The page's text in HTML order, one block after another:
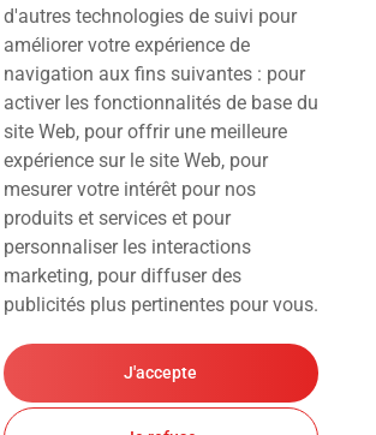
d'autres technologies de suivi pour
améliorer votre expérience de
navigation aux fins suivantes : pour
activer les fonctionnalités de base du
site Web, pour offrir une meilleure
expérience sur le site Web, pour
mesurer votre intérêt pour nos
produits et services et pour
personnaliser les interactions
marketing, pour diffuser des
publicités plus pertinentes pour vous.
J'accepte
Lun – Ven: 7h00 – 18h00
Sam – Dim
: Fermé
Suivez-Nous